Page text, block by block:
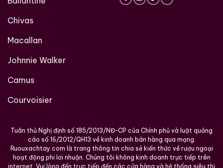
Các loại rượu sưu tầm quý hiềm trên thế giới tại
Chivas
Macallan
Johnnie Walker
Camus
Courvoisier
Tuân thủ Nghị định số 185/2013/NĐ-CP của Chính phủ và luật quảng
cáo số 16/2012/QH13 về kinh doanh bán hàng qua mạng.
Ruouxachtay.com là trang thông tin chia sẻ kiến thức về rượu ngoại
hoạt động phi lơi nhuận. Chúng tôi không kinh doanh trực tiếp trên
internet. Vui lòng đến trực tiếp đến các cửa hàng và hệ thống siêu thị